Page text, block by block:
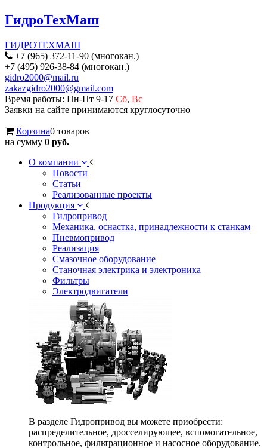
ГидроТехМаш
ГИДРОТЕХМАШ
+7 (965) 372-11-90 (многокан.)
+7 (495) 926-38-84 (многокан.)
gidro2000@mail.ru
zakazgidro2000@gmail.com
Время работы: Пн-Пт 9-17 Сб, Вс
Заявки на сайте принимаются круглосуточно
Корзина0 товаров
на сумму 0 руб.
О компании
Новости
Статьи
Реализованные проекты
Продукция
Гидропривод
Механика, оснастка, принадлежности к станкам
Пневмопривод
Реализация
Смазочное оборудование
Станочная электрика и электроника
Фильтры
Электродвигатели
В разделе Гидропривод вы можете приобрести:
распределительное, дросселирующее, вспомогательное,
контрольное, фильтрационное и насосное оборудование.